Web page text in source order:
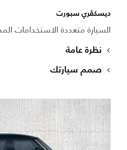
ديسكڤري سبورت
السيارة متعددة الاستخدامات
نظرة عامة
صمم سيارتك